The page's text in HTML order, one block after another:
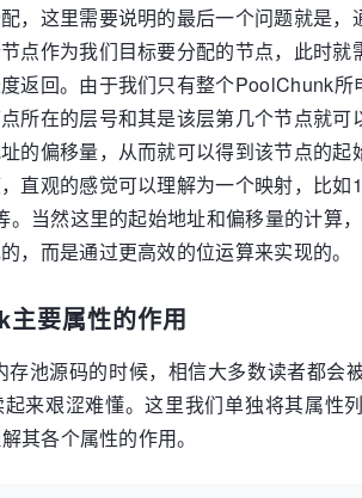
，这里需要说明的最后一个问题就是
点作为我们目标要分配的节点，此时
返回。由于我们只有整个PoolChunk
所在的层号和其是该层第几个节点就
的偏移量，从而就可以得到该节点的
直观的感觉可以理解为一个映射，比
。当然这里的起始地址和偏移量的计算
，而是通过更高效的位运算来实现的。
要属性的作用
池源码的时候，相信大多数读者都会
来艰涩难懂。这里我们单独将其属性
其各个属性的作用。